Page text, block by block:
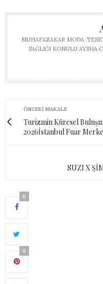
MUHAFAZAKAR MODA
SAĞLIĞI KONULU
ÖNCEKI MAKALE
Turizmin Küresel
2026İstanbul Fuar
SUZI X
0
0